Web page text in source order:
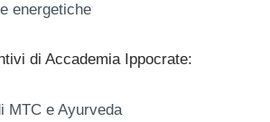
energetiche
di Accademia Ippocrate:
MTC e Ayurveda